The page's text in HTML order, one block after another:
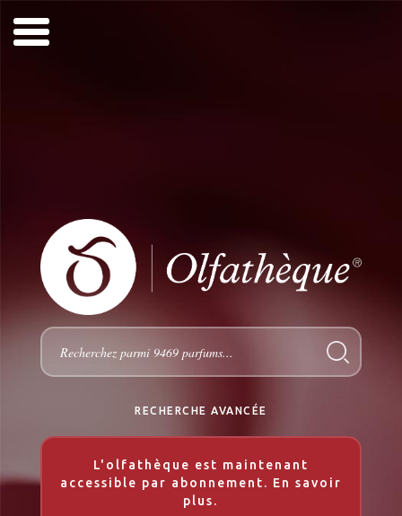
RECHERCHE AVANCÉE
L'olfathèque est maintenant
accessible par abonnement. En savoir
plus.